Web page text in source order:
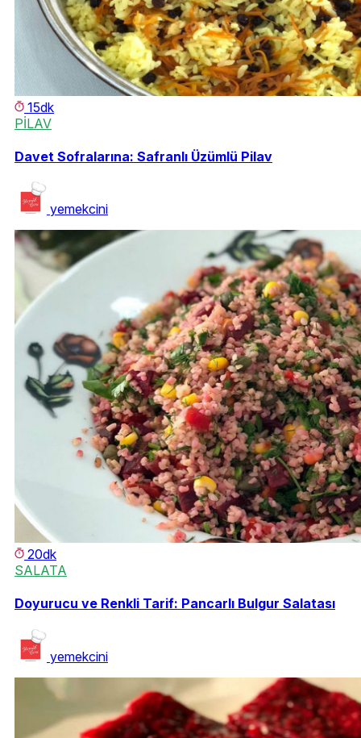
15dk
PİLAV
Davet Sofralarına: Safranlı Üzümlü Pilav
yemekcini
20dk
SALATA
Doyurucu ve Renkli Tarif: Pancarlı Bulgur Salatası
yemekcini